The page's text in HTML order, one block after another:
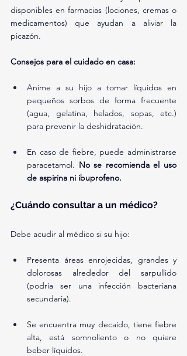
disponibles en farmacias (lociones, cremas o
medicamentos) que ayudan a aliviar la
picazón.
Consejos para el cuidado en casa:
Anime a su hijo a tomar líquidos en
pequeños sorbos de forma frecuente
(agua, gelatina, helados, sopas, etc.)
para prevenir la deshidratación.
En caso de fiebre, puede administrarse
paracetamol. No se recomienda el uso
de aspirina ni ibuprofeno.
¿Cuándo consultar a un médico?
Debe acudir al médico si su hijo:
Presenta áreas enrojecidas, grandes y
dolorosas alrededor del sarpullido
(podría ser una infección bacteriana
secundaria).
Se encuentra muy decaído, tiene fiebre
alta, está somnoliento o no quiere
beber líquidos.